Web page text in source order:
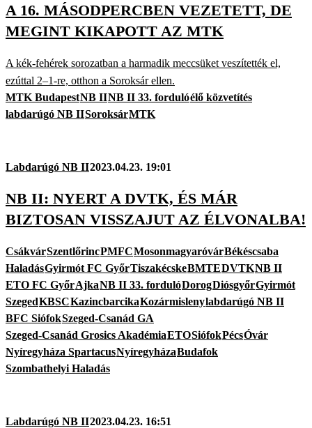
A 16. MÁSODPERCBEN VEZETETT, DE
MEGINT KIKAPOTT AZ MTK
A kék-fehérek sorozatban a harmadik meccsüket veszítették el,
ezúttal 2–1-re, otthon a Soroksár ellen.
MTK BudapestNB IINB II 33. fordulóélő közvetítés
labdarúgó NB IISoroksárMTK
Labdarúgó NB II2023.04.23. 19:01
NB II: NYERT A DVTK, ÉS MÁR
BIZTOSAN VISSZAJUT AZ ÉLVONALBA!
CsákvárSzentlőrincPMFCMosonmagyaróvárBékéscsaba
HaladásGyirmót FC GyőrTiszakécskeBMTEDVTKNB II
ETO FC GyőrAjkaNB II 33. fordulóDorogDiósgyőrGyirmót
SzegedKBSCKazincbarcikaKozármislenylabdarúgó NB II
BFC SiófokSzeged-Csanád GA
Szeged-Csanád Grosics AkadémiaETOSiófokPécsÓvár
Nyíregyháza SpartacusNyíregyházaBudafok
Szombathelyi Haladás
Labdarúgó NB II2023.04.23. 16:51